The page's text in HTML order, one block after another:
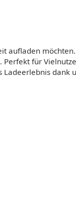
aufladen
für
Ladeerlebnis